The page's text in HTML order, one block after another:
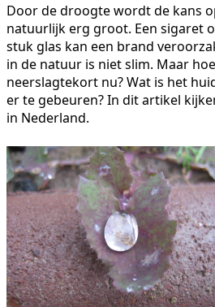
Door de droogte wordt de kans
natuurlijk erg groot. Een sigaret
stuk glas kan een brand
in de natuur is niet slim. Maar
neerslagtekort nu? Wat is het
er te gebeuren? In dit artikel
in Nederland.